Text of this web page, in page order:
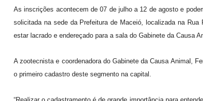
As inscrições acontecem de 07 de julho a 12 de agosto e
solicitada na sede da Prefeitura de Maceió, localizada na
estar lacrado e endereçado para a sala do Gabinete da Causa
A zootecnista e coordenadora do Gabinete da Causa Animal,
o primeiro cadastro deste segmento na capital.